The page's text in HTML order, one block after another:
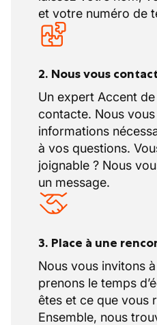
et votre numéro de
2. Nous vous
Un expert Accent
contacte. Nous
informations
à vos questions.
joignable ? Nous
un message.
3. Place à une
Nous vous invitons
prenons le temps
êtes et ce que vous
Ensemble, nous